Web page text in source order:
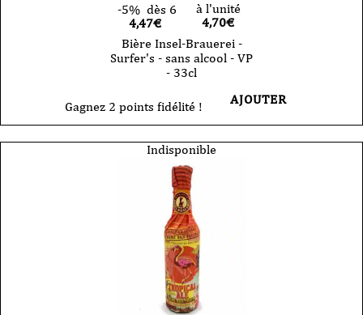
-5% dès 6
4,47€
à l'unité
4,70€
Bière Insel-Brauerei -
Surfer's - sans alcool - VP
- 33cl
Gagnez 2 points fidélité ! AJOUTER
Indisponible